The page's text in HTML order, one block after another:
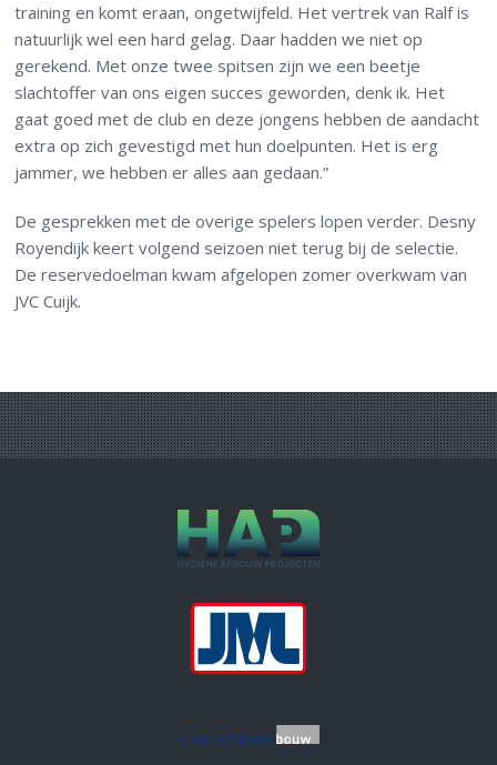
training en komt eraan, ongetwijfeld. Het vertrek van Ralf is
natuurlijk wel een hard gelag. Daar hadden we niet op
gerekend. Met onze twee spitsen zijn we een beetje
slachtoffer van ons eigen succes geworden, denk ik. Het
gaat goed met de club en deze jongens hebben de aandacht
extra op zich gevestigd met hun doelpunten. Het is erg
jammer, we hebben er alles aan gedaan.”
De gesprekken met de overige spelers lopen verder. Desny
Royendijk keert volgend seizoen niet terug bij de selectie.
De reservedoelman kwam afgelopen zomer overkwam van
JVC Cuijk.